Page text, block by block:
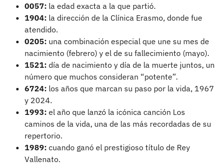
0057: la edad exacta a la que partió.
1904: la dirección de la Clínica Erasmo, donde fue
atendido.
0205: una combinación especial que une su mes de
nacimiento (febrero) y el de su fallecimiento (mayo).
1521: día de nacimiento y día de la muerte juntos, un
número que muchos consideran “potente”.
6724: los años que marcan su paso por la vida, 1967
y 2024.
1993: el año que lanzó la icónica canción Los
caminos de la vida, una de las más recordadas de su
repertorio.
1989: cuando ganó el prestigioso título de Rey
Vallenato.